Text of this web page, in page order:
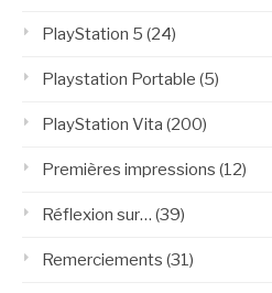
PlayStation 5 (24)
Playstation Portable (5)
PlayStation Vita (200)
Premières impressions (12)
Réflexion sur… (39)
Remerciements (31)